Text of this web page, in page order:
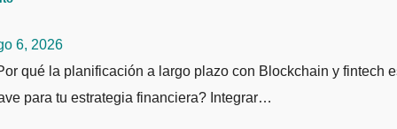
6, 2026
qué la planificación a largo plazo con Blockchain y fintech
para tu estrategia financiera? Integrar…